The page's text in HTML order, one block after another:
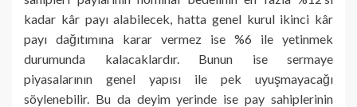
kadar kâr payı alabilecek, hatta genel kurul ikinci kâr
payı dağıtımına karar vermez ise %6 ile yetinmek
durumunda kalacaklardır. Bunun ise sermaye
piyasalarının genel yapısı ile pek uyuşmayacağı
söylenebilir. Bu da deyim yerinde ise pay sahiplerinin